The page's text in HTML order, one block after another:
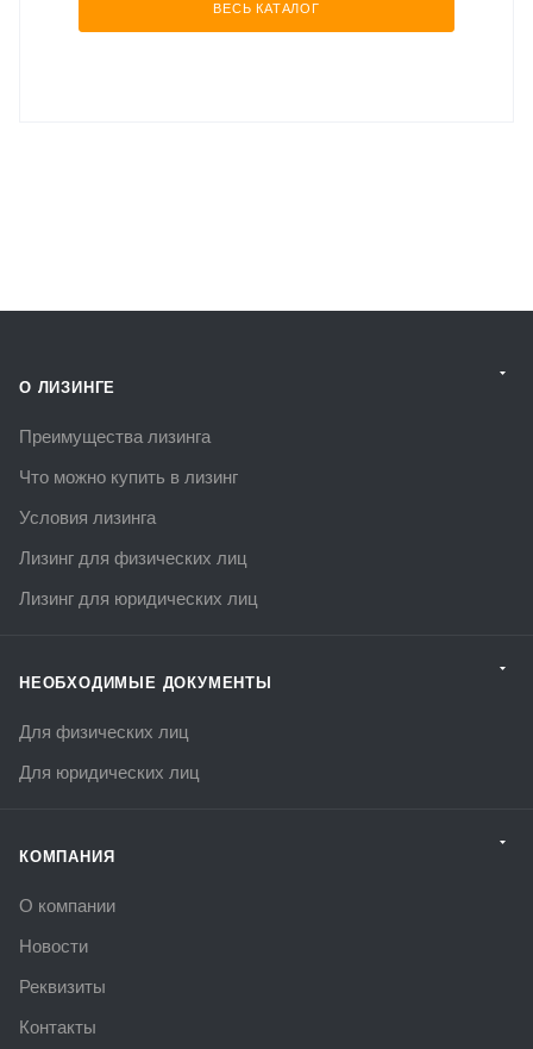
ВЕСЬ КАТАЛОГ
О ЛИЗИНГЕ
Преимущества лизинга
Что можно купить в лизинг
Условия лизинга
Лизинг для физических лиц
Лизинг для юридических лиц
НЕОБХОДИМЫЕ ДОКУМЕНТЫ
Для физических лиц
Для юридических лиц
КОМПАНИЯ
О компании
Новости
Реквизиты
Контакты